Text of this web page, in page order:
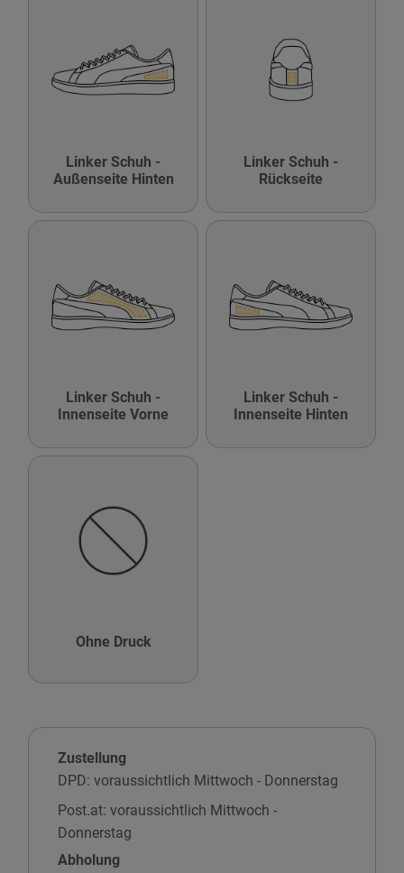
Linker Schuh -
Außenseite Hinten
Linker Schuh -
Rückseite
Linker Schuh -
Innenseite Vorne
Linker Schuh -
Innenseite Hinten
Ohne Druck
Zustellung
DPD: voraussichtlich Mittwoch - Donnerstag
Post.at: voraussichtlich Mittwoch -
Donnerstag
Abholung